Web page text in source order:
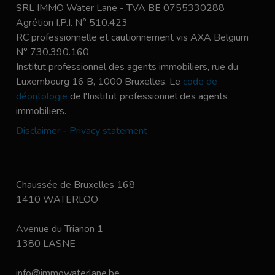
SRL IMMO Water Lane - TVA BE 0755330288
Agrétion I.P.I. N° 510.423
RC professionnelle et cautionnement vis AXA Belgium
N° 730.390.160
Institut professionnel des agents immobiliers, rue du
Luxembourg 16 B, 1000 Bruxelles. Le code de
déontologie de l'Institut professionnel des agents
immobiliers.
Disclaimer - Privacy statement
Chaussée de Bruxelles 168
1410 WATERLOO
Avenue du Trianon 1
1380 LASNE